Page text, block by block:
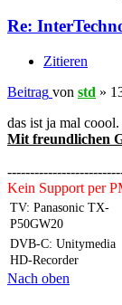
Re:
Zitieren
Beitrag von std »
das ist ja mal
Mit freundlichen
Kein Support per
TV: Panasonic TX-
P50GW20
DVB-C: Unitymedia
HD-Recorder
Nach oben